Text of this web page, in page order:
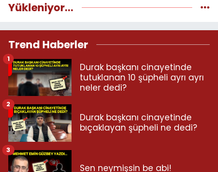
Yükleniyor...
Trend Haberler
Durak başkanı cinayetinde
tutuklanan 10 şüpheli ayrı ayrı
neler dedi?
1
Durak başkanı cinayetinde
bıçaklayan şüpheli ne dedi?
2
Sen neymişsin be abi!
3